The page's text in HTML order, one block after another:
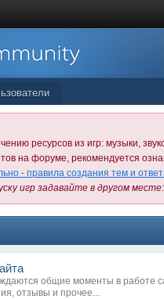
ресурсов из игр: музыки,
на форуме, рекомендуется
- правила создания тем и
игр задавайте в другом
общие моменты в работе
отзывы и прочее...